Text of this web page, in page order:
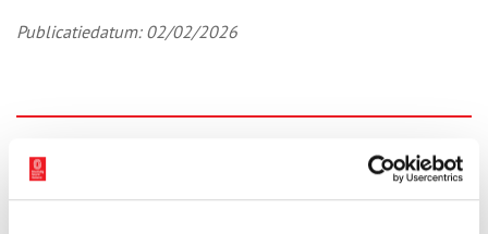
Publicatiedatum: 02/02/2026
Ontvang de nieuwsbrief
Wilt u op de hoogte blijven van de mooiste verhalen en het